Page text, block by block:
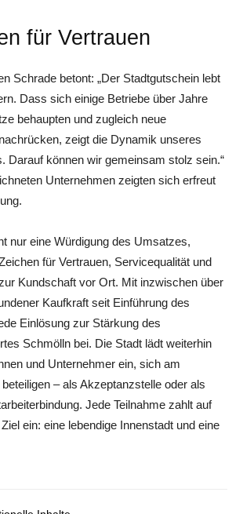
für Vertrauen
Schrade betont: „Der Stadtgutschein lebt
Dass sich einige Betriebe über Jahre
behaupten und zugleich neue
zeigt die Dynamik unseres
Darauf können wir gemeinsam stolz sein.“
Unternehmen zeigten sich erfreut
nur eine Würdigung des Umsatzes,
für Vertrauen, Servicequalität und
Kundschaft vor Ort. Mit inzwischen über
Kaufkraft seit Einführung des
Einlösung zur Stärkung des
Schmölln bei. Die Stadt lädt weiterhin
und Unternehmer ein, sich am
– als Akzeptanzstelle oder als
Jede Teilnahme zahlt auf
ein: eine lebendige Innenstadt und eine